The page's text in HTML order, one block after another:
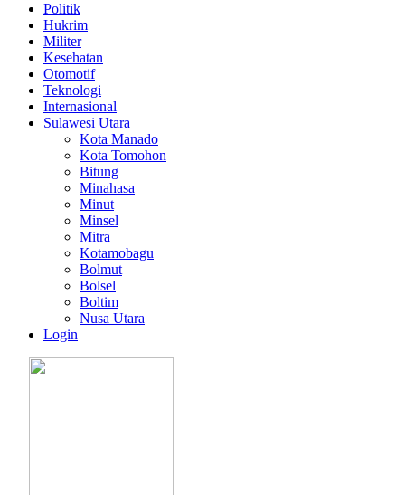
Politik
Hukrim
Militer
Kesehatan
Otomotif
Teknologi
Internasional
Sulawesi Utara
Kota Manado
Kota Tomohon
Bitung
Minahasa
Minut
Minsel
Mitra
Kotamobagu
Bolmut
Bolsel
Boltim
Nusa Utara
Login